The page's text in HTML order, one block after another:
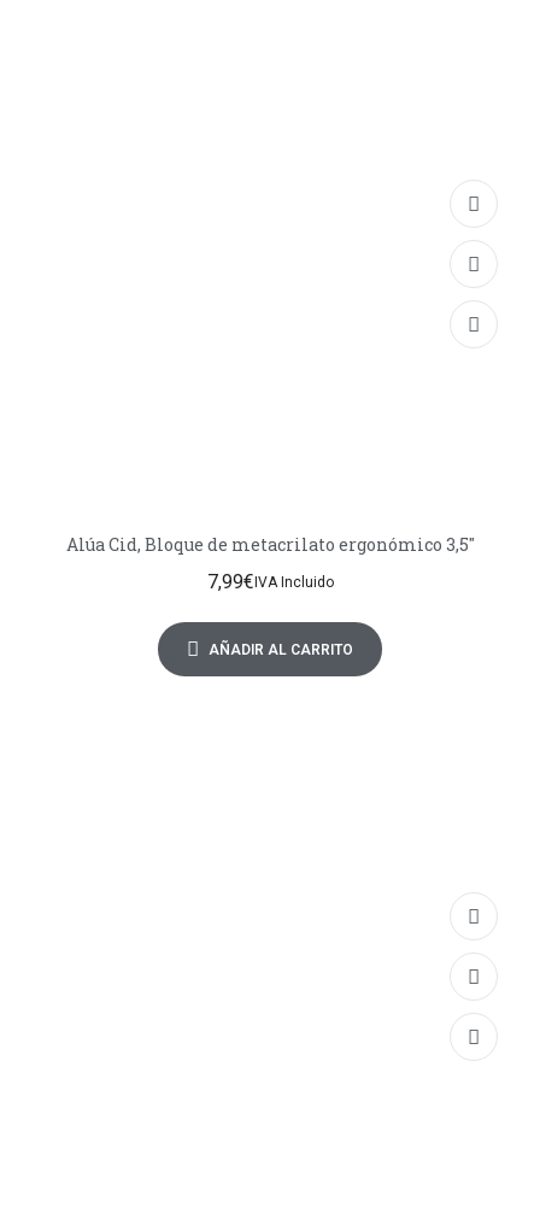
Alúa Cid, Bloque de metacrilato ergonómico 3,5″
7,99€IVA Incluido
AÑADIR AL CARRITO